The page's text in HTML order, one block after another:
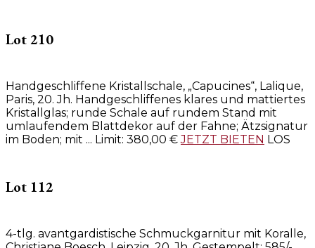
Lot 210
Handgeschliffene Kristallschale, „Capucines“, Lalique,
Paris, 20. Jh. Handgeschliffenes klares und mattiertes
Kristallglas; runde Schale auf rundem Stand mit
umlaufendem Blattdekor auf der Fahne; Ätzsignatur
im Boden; mit ... Limit: 380,00 € JETZT BIETEN LOS
Lot 112
4-tlg. avantgardistische Schmuckgarnitur mit Koralle,